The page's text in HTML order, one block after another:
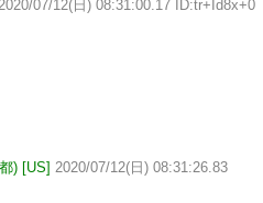
2020/07/12(日) 08:31:00.17 ID:tr+Id8x+0
) [US] 2020/07/12(日) 08:31:26.83